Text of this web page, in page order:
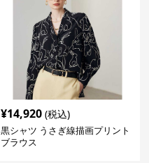
¥14,920 (税込)
黒シャツ うさぎ線描画プリント
ブラウス